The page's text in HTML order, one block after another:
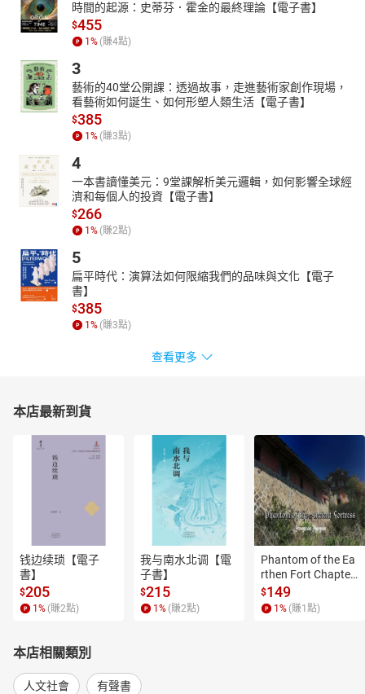
中文是“文明的基因”，承载着中华文化的核心价值。
• 品格境界：屈原的“清洁之性”、陶渊明的“安贫乐道”、杜甫的“忧国
• 天人合一：从建筑榫卯的阴阳合抱，到园林“开窗放入大江来”的天
地交融，中文语境下的“中和”理念，体现着人与自然的共生智慧。
• 传承创新：从《诗经》的质朴到网络时代的“新文言”，中文在守护
“仁义礼智信”传统的同时，不断吸纳时代养分，成为连接古今的文化
五、哲思之美：语言里的宇宙之道
中文是“思想的容器”，蕴藏着东方哲学的深邃逻辑。
• 气韵生动：古人以“气”为万物本源，书法提按顿挫、绘画笔墨浓
淡，皆是对宇宙生命力的摹写。
• 阴阳辩证：王维“行到水穷处，坐看云起时”，以山水隐喻盛衰循
环；《易经》“与时偕行”的智慧，更将变革融入文化基因。
中文之美，是形、声、意、道的交响，是“天地有大美而不言”的东方
密码。它既是“千里共婵娟”的温情纽带，也是“为天地立心”的文明担
当。在全球化浪潮中，中文以其包容与创新，正书写着跨越时空的
時間的起源：史蒂芬．霍金的最終理論【電子書】
$455
1 % (賺4點)
3
藝術的40堂公開課：透過故事，走進藝術家創作現場，
看藝術如何誕生、如何形塑人類生活【電子書】
$385
1 % (賺3點)
4
一本書讀懂美元：9堂課解析美元邏輯，如何影響全球經
濟和每個人的投資【電子書】
$266
1 % (賺2點)
5
扁平時代：演算法如何限縮我們的品味與文化【電子
書】
$385
1 % (賺3點)
查看更多
本店最新到貨
钱边续琐【電子
書】
$205
1 % (賺2點)
我与南水北调【電
子書】
$215
1 % (賺2點)
Phantom of the Ea
rthen Fort Chapter
4【有聲書】
$149
1 % (賺1 點)
本店相關類別
人文社會 有聲書